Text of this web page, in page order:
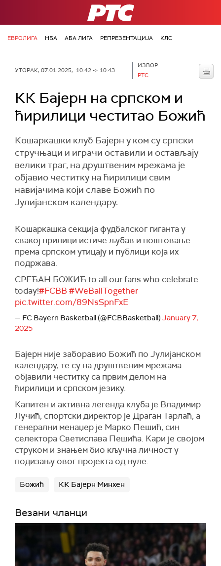
РТС
ЕВРОЛИГА НБА АБА ЛИГА РЕПРЕЗЕНТАЦИЈА КЛС
УТОРАК, 07.01.2025, 10:42 -> 10:43
ИЗВОР:
РТС
КК Бајерн на српском и
ћирилици честитао Божић
Кошаркашки клуб Бајерн у ком су српски
стручњаци и играчи оставили и остављају
велики траг, на друштвеним мрежама је
објавио честитку на ћирилици свим
навијачима који славе Божић по
Јулијанском календару.
Кошаркашка секција фудбалског гиганта у
свакој прилици истиче љубав и поштовање
према српском утицају и публици која их
подржава.
СРЕЋАН БОЖИЋ to all our fans who celebrate
today!#FCBB #WeBallTogether
pic.twitter.com/89NsSpnFxE
— FC Bayern Basketball (@FCBBasketball) January 7,
2025
Бајерн није заборавио Божић по Јулијанском
календару, те су на друштвеним мрежама
објавили честитку са првим делом на
ћирилици и српском језику.
Капитен и активна легенда клуба је Владимир
Лучић, спортски директор је Драган Тарлаћ, а
генерални менаџер је Марко Пешић, син
селектора Светислава Пешића. Кари је својом
струком и знањем био кључна личност у
подизању овог пројекта од нуле.
Божић КК Бајерн Минхен
Везани чланци